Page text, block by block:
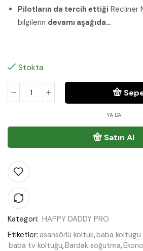
Pilotların da tercih ettiği Recliner
bilgilerin devamı aşağıda…
Stokta
YA DA
Satın Al
Kategori: HAPPY DADDY PRO
Etiketler: asansörlü koltuk,baba koltugu
baba tv koltuğu,Bardak soğutma,